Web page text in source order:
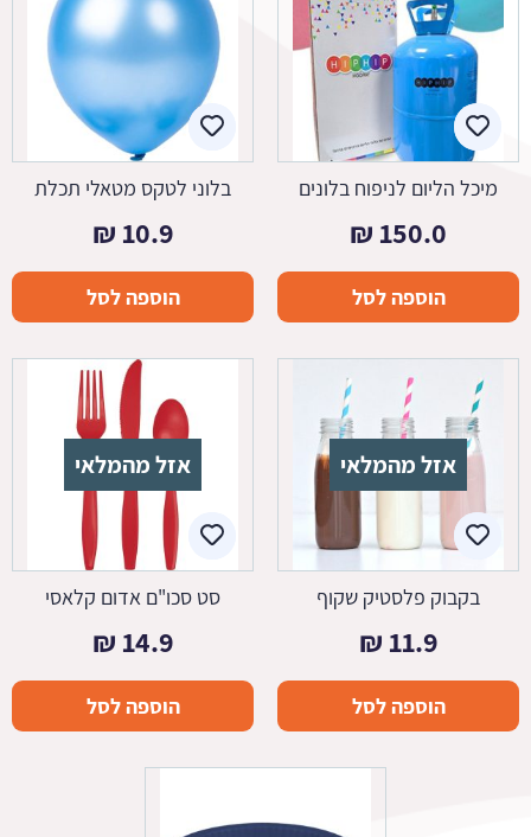
מיכל הליום לניפוח בלונים
150.0
₪
הוספה לסל
בלוני לטקס מטאלי תכלת
10.9
₪
הוספה לסל
אזל מהמלאי
בקבוק פלסטיק שקוף
11.9
₪
הוספה לסל
אזל מהמלאי
סט סכו"ם אדום קלאסי
14.9
₪
הוספה לסל